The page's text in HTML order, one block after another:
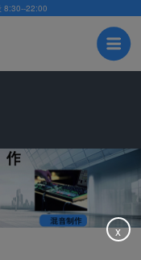
网-mk体
8:30--22:00
x